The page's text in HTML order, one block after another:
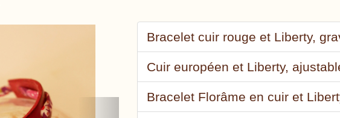
Bracelet cuir rouge et Liberty,
Cuir européen et Liberty,
Bracelet Florâme en cuir et